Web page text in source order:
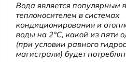
Вода является популярным
теплоносителем в системах
кондиционирования и
воды на 2°С, какой из пяти
(при условии равного
магистрали) будет